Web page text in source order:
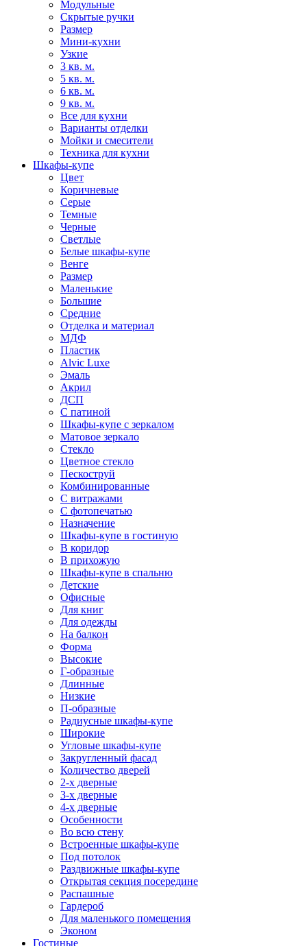
Модульные
Скрытые ручки
Размер
Мини-кухни
Узкие
3 кв. м.
5 кв. м.
6 кв. м.
9 кв. м.
Все для кухни
Варианты отделки
Мойки и смесители
Техника для кухни
Шкафы-купе
Цвет
Коричневые
Серые
Темные
Черные
Светлые
Белые шкафы-купе
Венге
Размер
Маленькие
Большие
Средние
Отделка и материал
МДФ
Пластик
Alvic Luxe
Эмаль
Акрил
ДСП
С патиной
Шкафы-купе с зеркалом
Матовое зеркало
Стекло
Цветное стекло
Пескоструй
Комбинированные
С витражами
С фотопечатью
Назначение
Шкафы-купе в гостиную
В коридор
В прихожую
Шкафы-купе в спальню
Детские
Офисные
Для книг
Для одежды
На балкон
Форма
Высокие
Г-образные
Длинные
Низкие
П-образные
Радиусные шкафы-купе
Широкие
Угловые шкафы-купе
Закругленный фасад
Количество дверей
2-х дверные
3-х дверные
4-х дверные
Особенности
Во всю стену
Встроенные шкафы-купе
Под потолок
Раздвижные шкафы-купе
Открытая секция посередине
Распашные
Гардероб
Для маленького помещения
Эконом
Гостиные